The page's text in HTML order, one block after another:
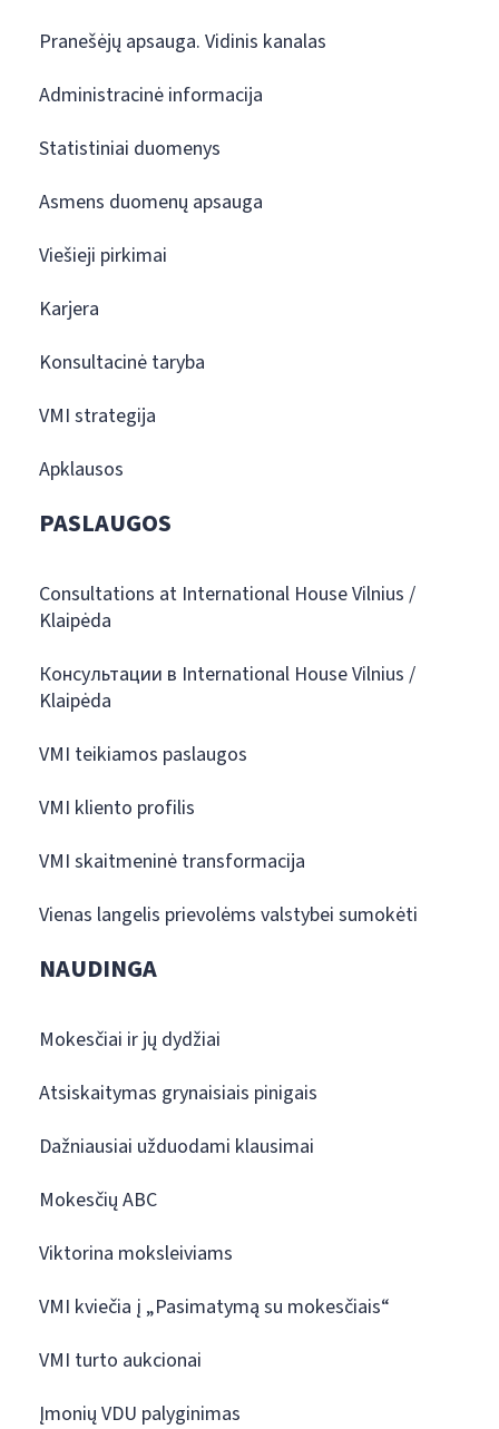
Pranešėjų apsauga. Vidinis kanalas
Administracinė informacija
Statistiniai duomenys
Asmens duomenų apsauga
Viešieji pirkimai
Karjera
Konsultacinė taryba
VMI strategija
Apklausos
PASLAUGOS
Consultations at International House Vilnius /
Klaipėda
Консультации в International House Vilnius /
Klaipėda
VMI teikiamos paslaugos
VMI kliento profilis
VMI skaitmeninė transformacija
Vienas langelis prievolėms valstybei sumokėti
NAUDINGA
Mokesčiai ir jų dydžiai
Atsiskaitymas grynaisiais pinigais
Dažniausiai užduodami klausimai
Mokesčių ABC
Viktorina moksleiviams
VMI kviečia į „Pasimatymą su mokesčiais“
VMI turto aukcionai
Įmonių VDU palyginimas